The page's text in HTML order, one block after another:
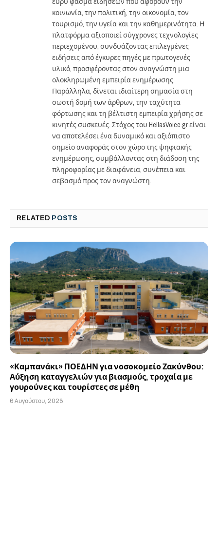
κοινωνία, την πολιτική, την οικονομία, τον
τουρισμό, την υγεία και την καθημερινότητα. Η
πλατφόρμα αξιοποιεί σύγχρονες τεχνολογίες
περιεχομένου, συνδυάζοντας επιλεγμένες
ειδήσεις από έγκυρες πηγές με πρωτογενές
υλικό, προσφέροντας στον αναγνώστη μια
ολοκληρωμένη εμπειρία ενημέρωσης.
Παράλληλα, δίνεται ιδιαίτερη σημασία στη
σωστή δομή των άρθρων, την ταχύτητα
φόρτωσης και τη βέλτιστη εμπειρία χρήσης σε
κινητές συσκευές. Στόχος του HellasVoice.gr είναι
να αποτελέσει ένα δυναμικό και αξιόπιστο
σημείο αναφοράς στον χώρο της ψηφιακής
ενημέρωσης, συμβάλλοντας στη διάδοση της
πληροφορίας με διαφάνεια, συνέπεια και
σεβασμό προς τον αναγνώστη.
RELATED POSTS
«Καμπανάκι» ΠΟΕΔΗΝ για νοσοκομείο Ζακύνθου:
Αύξηση καταγγελιών για βιασμούς, τροχαία με
γουρούνες και τουρίστες σε μέθη
6 Αυγούστου, 2026